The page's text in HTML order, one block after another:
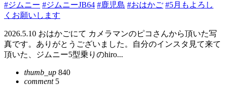
#ジムニー #ジムニーJB64 #鹿児島 #おはかご #5月もよろし
くお願いします
2026.5.10 おはかごにて カメラマンのピコさんから頂いた写
真です。ありがとうございました。自分のインスタ見て来て
頂いた、ジムニー5型乗りのhiro...
thumb_up 840
comment5